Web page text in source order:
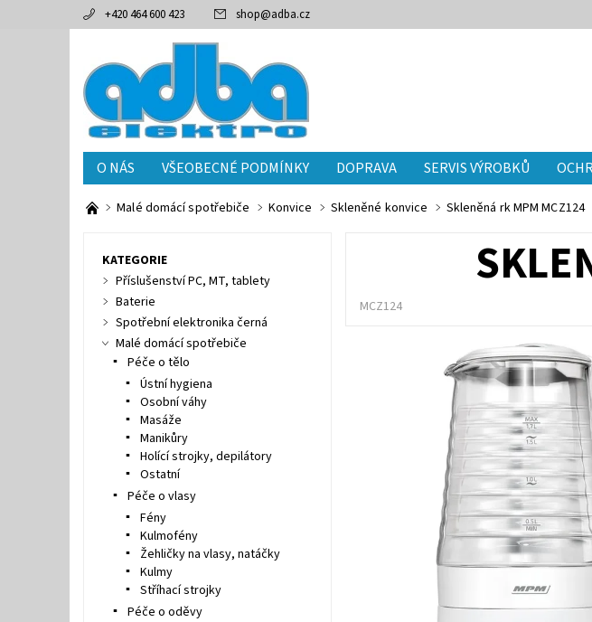
+420 464 600 423 shop@adba.cz
O NÁS VŠEOBECNÉ PODMÍNKY DOPRAVA SERVIS VÝROBKŮ
Malé domácí spotřebiče Konvice Skleněné konvice Skleněná rk MPM MCZ124
MCZ124
KATEGORIE
Příslušenství PC, MT, tablety
Baterie
Spotřební elektronika černá
Malé domácí spotřebiče
Péče o tělo
Ústní hygiena
Osobní váhy
Masáže
Manikůry
Holící strojky, depilátory
Ostatní
Péče o vlasy
Fény
Kulmofény
Žehličky na vlasy, natáčky
Kulmy
Stříhací strojky
Péče o oděvy